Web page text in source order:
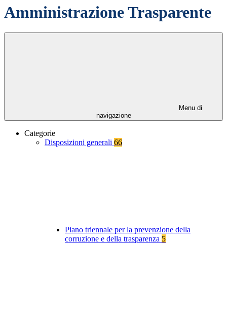
Amministrazione Trasparente
Menu di
navigazione
Categorie
Disposizioni generali 66
Piano triennale per la prevenzione della
corruzione e della trasparenza 5